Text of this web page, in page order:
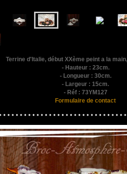
Terrine d'Italie, début XXème peint a la
- Hauteur : 23cm.
- Longueur : 30cm.
- Largeur : 15cm.
- Réf : 73YM127
Formulaire de contact